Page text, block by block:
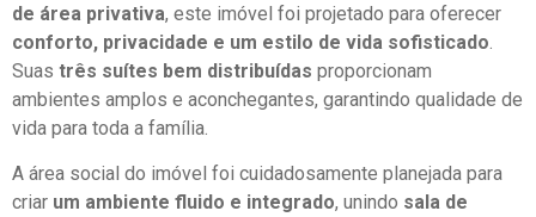
de área privativa, este imóvel foi projetado para oferecer
conforto, privacidade e um estilo de vida sofisticado
Suas três suítes bem distribuídas proporcionam
ambientes amplos e aconchegantes, garantindo qualidade de
vida para toda a família.
A área social do imóvel foi cuidadosamente planejada para
criar um ambiente fluido e integrado, unindo sala de